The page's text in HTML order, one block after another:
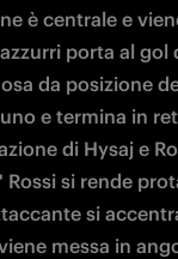
è centrale e
porta al
da posizione
e termina in
di Hysaj e
si rende
si
messa in